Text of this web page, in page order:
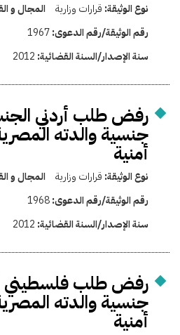
نوع الوثيقة: قرارات وزارية المجال و
رقم الوثيقة/رقم الدعوى:1967
سنة الإصدار/السنة القضائية: 2012
رفض طلب أردني
جنسية والدته
أمنية
نوع الوثيقة: قرارات وزارية المجال و
رقم الوثيقة/رقم الدعوى:1968
سنة الإصدار/السنة القضائية: 2012
رفض طلب فلسطيني
جنسية والدته
أمنية